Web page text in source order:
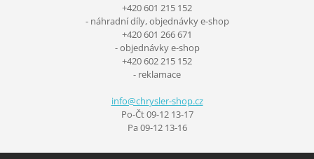
+420 601 215 152
- náhradní díly, objednávky e-shop
+420 601 266 671
- objednávky e-shop
+420 602 215 152
- reklamace
info@chrysler-shop.cz
Po-Čt 09-12 13-17
Pa 09-12 13-16